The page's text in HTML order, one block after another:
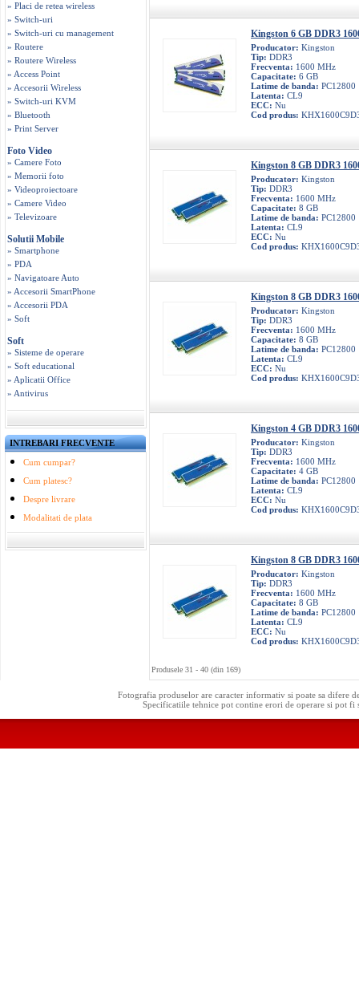
» Placi de retea wireless
» Switch-uri
» Switch-uri cu management
» Routere
» Routere Wireless
» Access Point
» Accesorii Wireless
» Switch-uri KVM
» Bluetooth
» Print Server
Foto Video
» Camere Foto
» Memorii foto
» Videoproiectoare
» Camere Video
» Televizoare
Solutii Mobile
» Smartphone
» PDA
» Navigatoare Auto
» Accesorii SmartPhone
» Accesorii PDA
» Soft
Soft
» Sisteme de operare
» Soft educational
» Aplicatii Office
» Antivirus
INTREBARI FRECVENTE
Cum cumpar?
Cum platesc?
Despre livrare
Modalitati de plata
Kingston 6 GB DDR3
Producator: Kingston
Tip: DDR3
Frecventa: 1600 MHz
Capacitate: 6 GB
Latime de banda: PC12800
Latenta: CL9
ECC: Nu
Cod produs:
Kingston 8 GB DDR3
Producator: Kingston
Tip: DDR3
Frecventa: 1600 MHz
Capacitate: 8 GB
Latime de banda: PC12800
Latenta: CL9
ECC: Nu
Cod produs:
Kingston 8 GB DDR3
Producator: Kingston
Tip: DDR3
Frecventa: 1600 MHz
Capacitate: 8 GB
Latime de banda: PC12800
Latenta: CL9
ECC: Nu
Cod produs:
Kingston 4 GB DDR3
Producator: Kingston
Tip: DDR3
Frecventa: 1600 MHz
Capacitate: 4 GB
Latime de banda: PC12800
Latenta: CL9
ECC: Nu
Cod produs:
Kingston 8 GB DDR3
Producator: Kingston
Tip: DDR3
Frecventa: 1600 MHz
Capacitate: 8 GB
Latime de banda: PC12800
Latenta: CL9
ECC: Nu
Cod produs:
Produsele 31 - 40 (din 169)
Fotografia produselor are caracter informativ si poate sa difere
Specificatiile tehnice pot contine erori de operare si pot